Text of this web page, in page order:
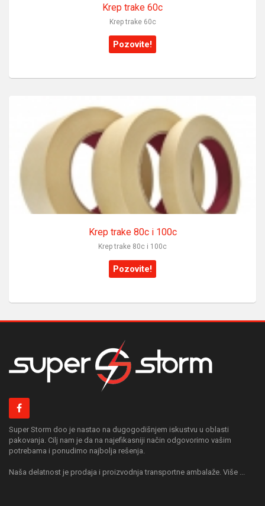
Krep trake 60c
Krep trake 60c
Pozovite!
Krep trake 80c i 100c
Krep trake 80c i 100c
Pozovite!
Super Storm doo je nastao na dugogodišnjem iskustvu u oblasti
pakovanja. Cilj nam je da na najefikasniji način odgovorimo vašim
potrebama i ponudimo najbolja rešenja.
Naša delatnost je prodaja i proizvodnja transportne ambalaže. Više ...